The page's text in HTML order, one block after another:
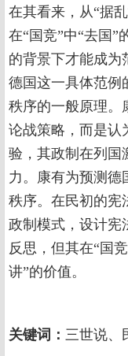
在其看来，从“据
在“国竞”中“去国”
的背景下才能成为
德国这一具体范例
秩序的一般原理。
论战策略，而是认
验，其政制在列国
力。康有为预测德
秩序。在民初的宪
政制模式，设计宪
反思，但其在“国
讲”的价值。
关键词： 三世说、